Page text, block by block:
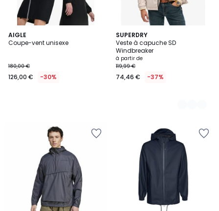
AIGLE
Coupe-vent unisexe
180,00 €
126,00 € -30%
SUPERDRY
Veste à capuche SD
Windbreaker
à partir de
119,99 €
74,46 € -37%
2
Couleurs